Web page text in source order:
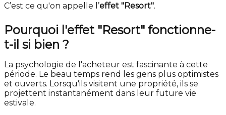
C’est ce qu'on appelle l’effet "Resort".
Pourquoi l'effet "Resort" fonctionne-
t-il si bien ?
La psychologie de l'acheteur est fascinante à cette
période. Le beau temps rend les gens plus optimistes
et ouverts. Lorsqu'ils visitent une propriété, ils se
projettent instantanément dans leur future vie
estivale.